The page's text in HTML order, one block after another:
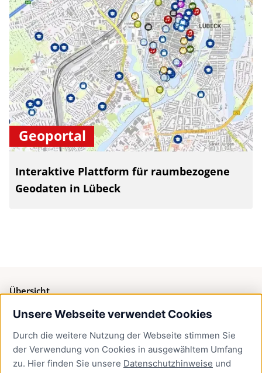
Unsere Webseite verwendet Cookies
Durch die weitere Nutzung der Webseite stimmen Sie
der Verwendung von Cookies in ausgewähltem Umfang
zu. Hier finden Sie unsere Datenschutzhinweise und
Geoportal
Interaktive Plattform für raumbezogene
Geodaten in Lübeck
Übersicht
Bürgerservice
Presse
Newsletter Lübeck:kompakt